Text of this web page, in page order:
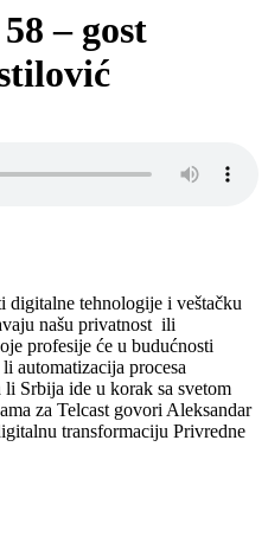
– gost
digitalne tehnologije i veštačku
našu privatnost ili
profesije će u budućnosti
automatizacija procesa
Srbija ide u korak sa svetom
za Telcast govori Aleksandar
transformaciju Privredne